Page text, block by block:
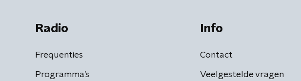
Radio
Frequenties
Programma's
Info
Contact
Veelgestelde vragen